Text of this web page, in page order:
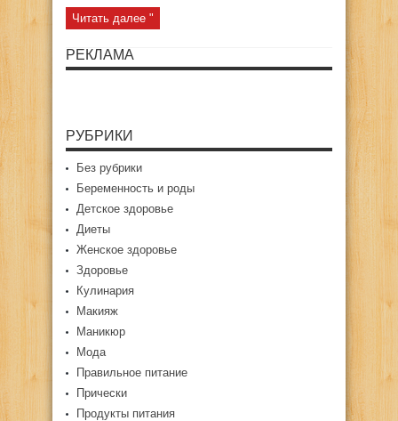
Читать далее "
РЕКЛАМА
РУБРИКИ
Без рубрики
Беременность и роды
Детское здоровье
Диеты
Женское здоровье
Здоровье
Кулинария
Макияж
Маникюр
Мода
Правильное питание
Прически
Продукты питания